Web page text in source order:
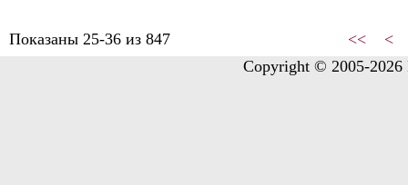
Показаны 25-36 из 847 << <
Copyright © 2005-2026